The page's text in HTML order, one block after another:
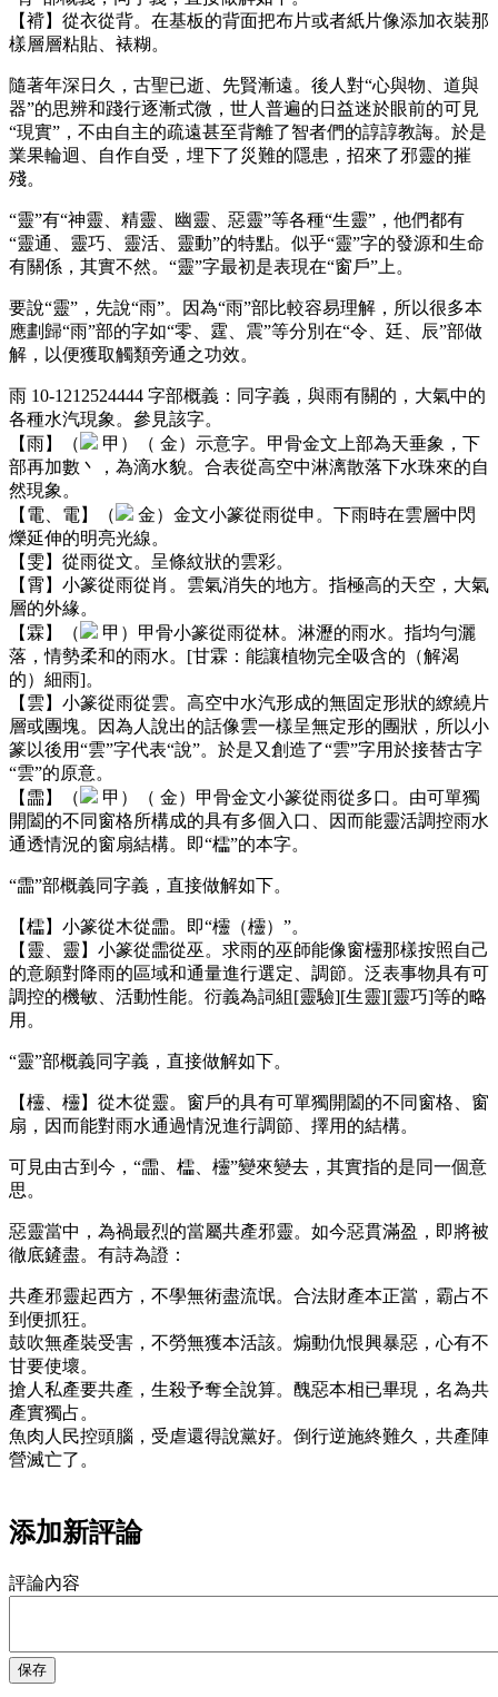
【褙】從衣從背。在基板的背面把布片或者紙片像添加衣裝那
樣層層粘貼、裱糊。
隨著年深日久，古聖已逝、先賢漸遠。後人對“心與物、道與
器”的思辨和踐行逐漸式微，世人普遍的日益迷於眼前的可見
“現實”，不由自主的疏遠甚至背離了智者們的諄諄教誨。於是
業果輪迴、自作自受，埋下了災難的隱患，招來了邪靈的摧
殘。
“靈”有“神靈、精靈、幽靈、惡靈”等各種“生靈”，他們都有
“靈通、靈巧、靈活、靈動”的特點。似乎“靈”字的發源和生命
有關係，其實不然。“靈”字最初是表現在“窗戶”上。
要說“靈”，先說“雨”。因為“雨”部比較容易理解，所以很多本
應劃歸“雨”部的字如“零、霆、震”等分別在“令、廷、辰”部做
解，以便獲取觸類旁通之功效。
雨 10-1212524444 字部概義：同字義，與雨有關的，大氣中的
各種水汽現象。參見該字。
【雨】（
甲）（ 金）示意字。甲骨金文上部為天垂象，下
部再加數丶，為滴水貌。合表從高空中淋漓散落下水珠來的自
然現象。
【電、電】（
金）金文小篆從雨從申。下雨時在雲層中閃
爍延伸的明亮光線。
【雯】從雨從文。呈條紋狀的雲彩。
【霄】小篆從雨從肖。雲氣消失的地方。指極高的天空，大氣
層的外緣。
【霖】（
甲）甲骨小篆從雨從林。淋瀝的雨水。指均勻灑
落，情勢柔和的雨水。[甘霖：能讓植物完全吸含的（解渴
的）細雨]。
【雲】小篆從雨從雲。高空中水汽形成的無固定形狀的繚繞片
層或團塊。因為人說出的話像雲一樣呈無定形的團狀，所以小
篆以後用“雲”字代表“說”。於是又創造了“雲”字用於接替古字
“雲”的原意。
【霝】（
甲）（ 金）甲骨金文小篆從雨從多口。由可單獨
開闔的不同窗格所構成的具有多個入口、因而能靈活調控雨水
通透情況的窗扇結構。即“櫺”的本字。
“霝”部概義同字義，直接做解如下。
【櫺】小篆從木從霝。即“欞（欞）”。
【靈、靈】小篆從霝從巫。求雨的巫師能像窗欞那樣按照自己
的意願對降雨的區域和通量進行選定、調節。泛表事物具有可
調控的機敏、活動性能。衍義為詞組[靈驗][生靈][靈巧]等的略
用。
“靈”部概義同字義，直接做解如下。
【欞、欞】從木從靈。窗戶的具有可單獨開闔的不同窗格、窗
扇，因而能對雨水通過情況進行調節、擇用的結構。
可見由古到今，“霝、櫺、欞”變來變去，其實指的是同一個意
思。
惡靈當中，為禍最烈的當屬共產邪靈。如今惡貫滿盈，即將被
徹底鏟盡。有詩為證：
共產邪靈起西方，不學無術盡流氓。合法財產本正當，霸占不
到便抓狂。
鼓吹無產裝受害，不勞無獲本活該。煽動仇恨興暴惡，心有不
甘要使壞。
搶人私產要共產，生殺予奪全說算。醜惡本相已畢現，名為共
產實獨占。
魚肉人民控頭腦，受虐還得說黨好。倒行逆施終難久，共產陣
營滅亡了。
添加新評論
評論內容
保存